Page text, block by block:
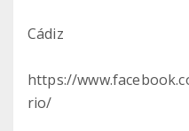
Cádiz
https://
rio/